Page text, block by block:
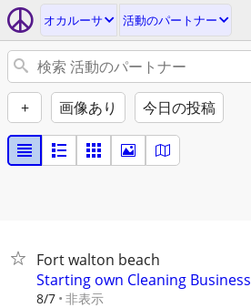
オカルーサ 活動のパートナー
+ 画像あり 今日の投稿
Fort walton beach
Starting own Cleaning Business
8/7 非表示